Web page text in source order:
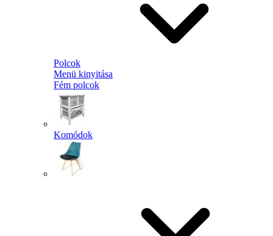
Polcok
Menü kinyitása
Fém polcok
Komódok